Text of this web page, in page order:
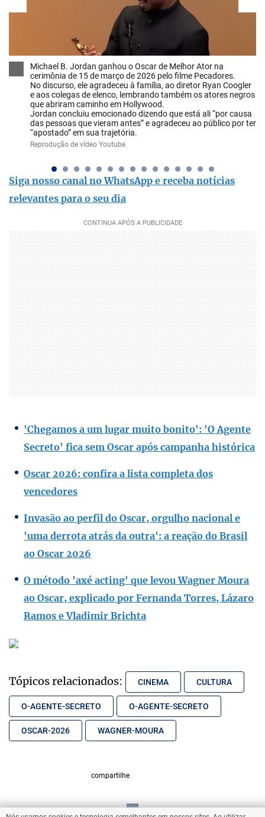
Michael B. Jordan ganhou o Oscar de Melhor Ator na
cerimônia de 15 de março de 2026 pelo filme Pecadores.
No discurso, ele agradeceu à família, ao diretor Ryan Coogler
e aos colegas de elenco, lembrando também os atores negros
que abriram caminho em Hollywood.
Jordan concluiu emocionado dizendo que está ali “por causa
das pessoas que vieram antes” e agradeceu ao público por ter
“apostado” em sua trajetória.
Reprodução de vídeo Youtube
Siga nosso canal no WhatsApp e receba notícias
relevantes para o seu dia
'Chegamos a um lugar muito bonito': 'O Agente
Secreto' fica sem Oscar após campanha histórica
Oscar 2026: confira a lista completa dos
vencedores
Invasão ao perfil do Oscar, orgulho nacional e
'uma derrota atrás da outra': a reação do Brasil
ao Oscar 2026
O método 'axé acting' que levou Wagner Moura
ao Oscar, explicado por Fernanda Torres, Lázaro
Ramos e Vladimir Brichta
Tópicos relacionados: CINEMA CULTURA
O-AGENTE-SECRETO O-AGENTE-SECRETO
OSCAR-2026 WAGNER-MOURA
compartilhe